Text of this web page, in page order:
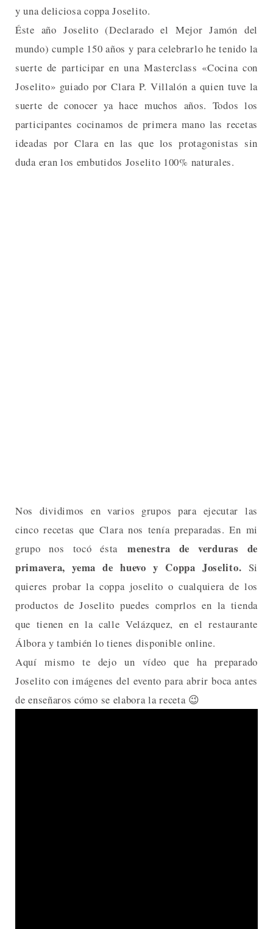
y una deliciosa coppa Joselito.
Éste año Joselito (Declarado el Mejor Jamón del
mundo) cumple 150 años y para celebrarlo he tenido la
suerte de participar en una Masterclass «Cocina con
Joselito» guiado por Clara P. Villalón a quien tuve la
suerte de conocer ya hace muchos años. Todos los
participantes cocinamos de primera mano las recetas
ideadas por Clara en las que los protagonistas sin
duda eran los embutidos Joselito 100% naturales.
Nos dividimos en varios grupos para ejecutar las
cinco recetas que Clara nos tenía preparadas. En mi
grupo nos tocó éstamenestra de verduras de
primavera, yema de huevo y Coppa Joselito. Si
quieres probar la coppa joselito o cualquiera de los
productos de Joselito puedes comprlos en la tienda
que tienen en la calle Velázquez, en el restaurante
Álbora y también lo tienes disponible online.
Aquí mismo te dejo un vídeo que ha preparado
Joselito con imágenes del evento para abrir boca antes
de enseñaros cómo se elabora la receta 😉